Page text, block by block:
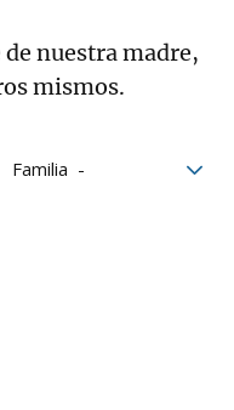
de nuestra madre,
mismos.
Familia